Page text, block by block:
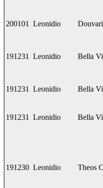
200101 Leonidio Douvari
191231 Leonidio Bella
191231 Leonidio Bella
191231 Leonidio Bella
191230 Leonidio Theos